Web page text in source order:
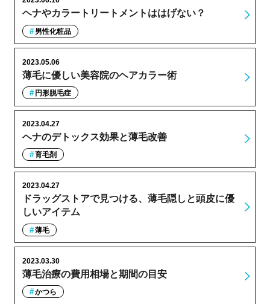
ヘナやカラートリートメントははげない？
男性化粧品
薄毛に優しい美容院のヘアカラー術
2023.05.06
円形脱毛症
ヘナのデトックス効果と薄毛改善
2023.04.27
育毛剤
ドラッグストアで見つける、薄毛隠しと頭皮に優
しいアイテム
2023.04.27
薄毛
薄毛治療の費用相場と期間の目安
2023.03.30
かつら